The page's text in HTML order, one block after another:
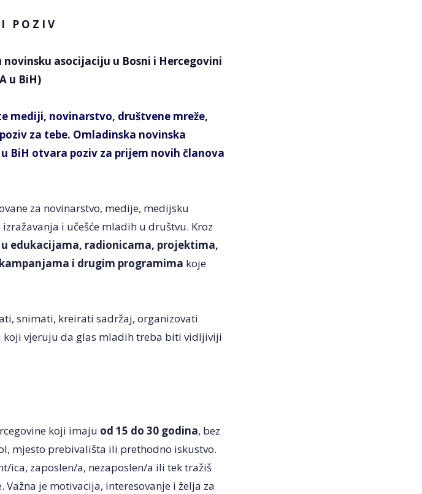
I P O Z I V
asocijaciju u Bosni i Hercegovini
u BiH)
mediji, novinarstvo, društvene mreže,
za tebe. Omladinska novinska
BiH otvara poziv za prijem novih članova
za novinarstvo, medije, medijsku
i učešće mladih u društvu. Kroz
edukacijama, radionicama, projektima,
i drugim programima koje
snimati, kreirati sadržaj, organizovati
vjeruju da glas mladih treba biti vidljiviji
koji imaju od 15 do 30 godina, bez
mjesto prebivališta ili prethodno iskustvo.
ica, zaposlen/a, nezaposlen/a ili tek tražiš
je motivacija, interesovanje i želja za